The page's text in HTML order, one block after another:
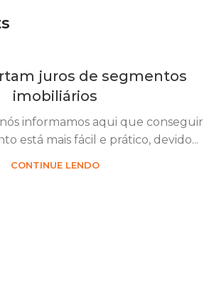
juros de segmentos
imobiliários
informamos aqui que conseguir
está mais fácil e prático, devido...
CONTINUE LENDO